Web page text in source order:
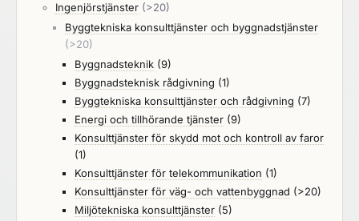
Ingenjörstjänster (>20)
Byggtekniska konsulttjänster och byggnadstjänster
(>20)
Byggnadsteknik (9)
Byggnadsteknisk rådgivning (1)
Byggtekniska konsulttjänster och rådgivning (7)
Energi och tillhörande tjänster (9)
Konsulttjänster för skydd mot och kontroll av faror
(1)
Konsulttjänster för telekommunikation (1)
Konsulttjänster för väg- och vattenbyggnad (>20)
Miljötekniska konsulttjänster (5)